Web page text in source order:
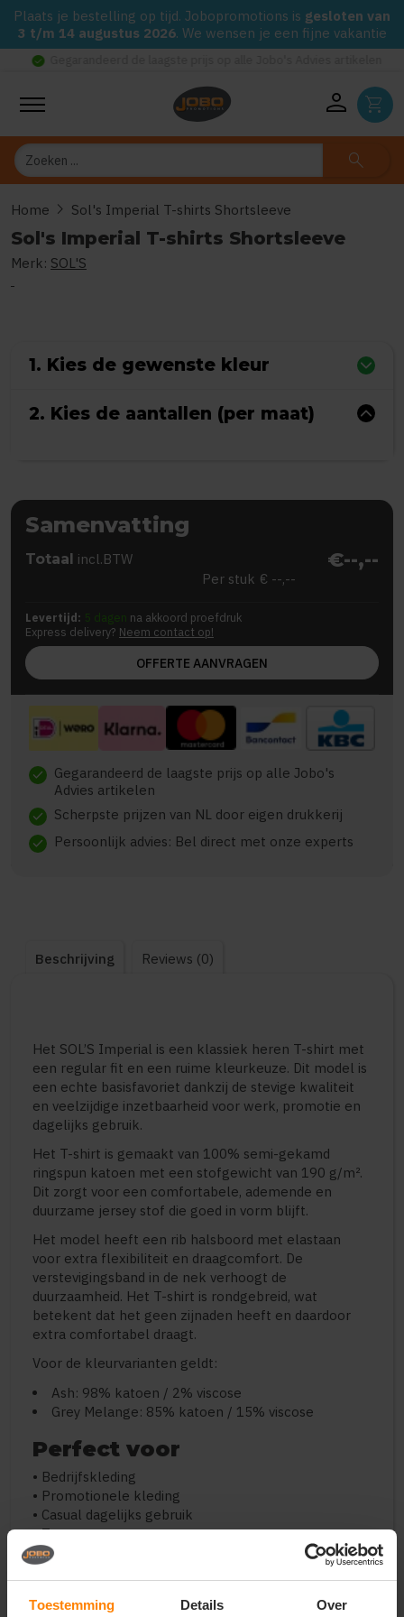
Toestemming Details Over
Plaats je bestelling op tijd. Jobopromotions is gesloten van
3 t/m 14 augustus 2026. We wensen je een fijne vakantie
check_circle
person shopping_cart
Zoeken search
Home chevron_right Sol's Imperial T-shirts Shortsleeve
Sol's Imperial T-shirts Shortsleeve
Merk: SOL'S
1. Kies de gewenste kleur
2. Kies de aantallen (per maat)
Samenvatting
Totaal incl.BTW €--,--
Per stuk € --,--
Levertijd: 5 dagen na akkoord proefdruk
Express delivery? Neem contact op!
OFFERTE AANVRAGEN
check Gegarandeerd de laagste prijs op alle Jobo's
Advies artikelen
check Scherpste prijzen van NL door eigen drukkerij
check Persoonlijk advies: Bel direct met onze experts
Beschrijving Reviews (0)
Het SOL’S Imperial is een klassiek heren T-shirt met
een regular fit en een ruime kleurkeuze. Dit model is
een echte basisfavoriet dankzij de stevige kwaliteit
en veelzijdige inzetbaarheid voor werk, promotie en
dagelijks gebruik.
Het T-shirt is gemaakt van 100% semi-gekamd
ringspun katoen met een stofgewicht van 190 g/m².
Dit zorgt voor een comfortabele, ademende en
duurzame jersey stof die goed in vorm blijft.
Het model heeft een rib halsboord met elastaan
voor extra flexibiliteit en draagcomfort. De
verstevigingsband in de nek verhoogt de
duurzaamheid. Het T-shirt is rondgebreid, wat
betekent dat het geen zijnaden heeft en daardoor
extra comfortabel draagt.
Voor de kleurvarianten geldt:
Ash: 98% katoen / 2% viscose
Grey Melange: 85% katoen / 15% viscose
Perfect voor
• Bedrijfskleding
• Promotionele kleding
• Casual dagelijks gebruik
• Teams en evenementen
• Basiscollecties en voorraad
Belangrijkste kenmerken